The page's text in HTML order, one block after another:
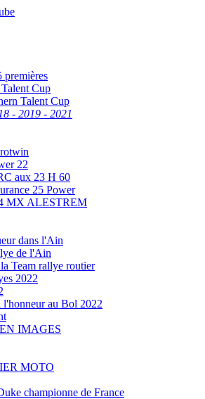
premières
Cup
Talent Cup
- 2019 - 2021
22
aux 23 H 60
25 Power
MX ALESTREM
dans l'Ain
de l'Ain
Team rallye routier
2022
l'honneur au Bol 2022
IMAGES
MOTO
championne de France